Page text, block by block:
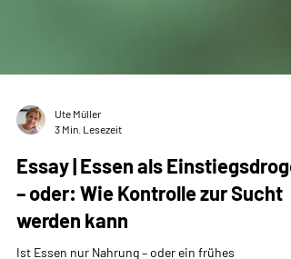
Essay | Essen als Einstiegsdroge
– oder: Wie Kontrolle zur Sucht
werden kann